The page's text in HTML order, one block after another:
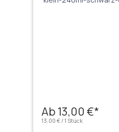
Ab 13,00 €*
13,00 € / 1 Stück